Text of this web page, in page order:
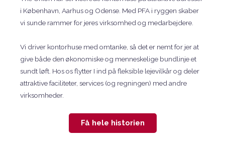
i København, Aarhus og Odense. Med PFA i ryggen skaber
vi sunde rammer for jeres virksomhed og medarbejdere.
Vi driver kontorhuse med omtanke, så det er nemt for jer at
give både den økonomiske og menneskelige bundlinje et
sundt løft. Hos os flytter I ind på fleksible lejevilkår og deler
attraktive faciliteter, services (og regningen) med andre
virksomheder.
Få hele historien